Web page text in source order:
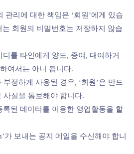
관리에 대한 책임은 ‘회원’에게 있습
회원의 비밀번호는 저장하지 않습
디를 타인에게 양도, 증여, 대여하거
여서는 아니 됩니다.
정하게 사용된 경우, ‘회원’은 반드
사실을 통보해야 합니다.
록된 데이터를 이용한 영업활동을 할
가 보내는 공지 메일을 수신해야 합니